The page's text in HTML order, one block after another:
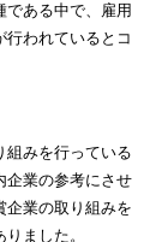
である中で、雇用
われているとコ
組みを行っている
企業の参考にさせ
企業の取り組みを
ました。